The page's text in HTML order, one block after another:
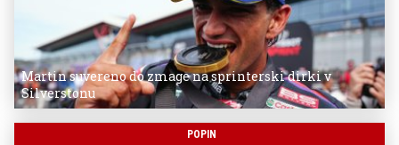
Martin suvereno do zmage na sprinterski dirki v
Silverstonu
POPIN